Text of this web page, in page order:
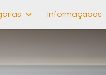
Informaçãoes